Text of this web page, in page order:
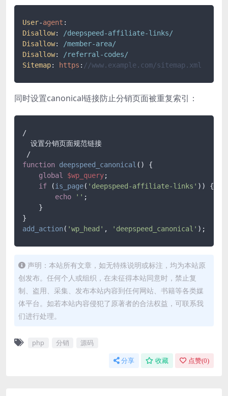
User-agent
Disallow:
/deepspeed-affiliate-links/
Disallow:
/member-area/
Disallow:
/referral-codes/
Sitemap: https : //www.example.com/sitemap.xml
同时设置canonical链接防止分销页面被重复索引：
/
  设置分销页面规范链接
function deepspeed_canonical ( ) {
global
$wp_query;
if (is_page( 'deepspeed-affiliate-links' )) {
echo
'' ;
    }
add_action( 'wp_head' , 'deepspeed_canonical'
声明：本站所有文章，如无特殊说明或标注，均为本站原
创发布。任何个人或组织，在未征得本站同意时，禁止复
制、盗用、采集、发布本站内容到任何网站、书籍等各类媒
体平台。如若本站内容侵犯了原著者的合法权益，可联系我
们进行处理。
php 分销 源码
分享 收藏 点赞(0)